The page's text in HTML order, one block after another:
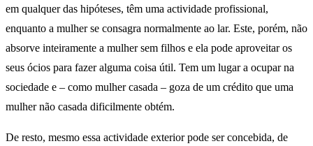
em qualquer das hipóteses, têm uma actividade profissional,
enquanto a mulher se consagra normalmente ao lar. Este, porém, não
absorve inteiramente a mulher sem filhos e ela pode aproveitar os
seus ócios para fazer alguma coisa útil. Tem um lugar a ocupar na
sociedade e – como mulher casada – goza de um crédito que uma
mulher não casada dificilmente obtém.
De resto, mesmo essa actividade exterior pode ser concebida, de